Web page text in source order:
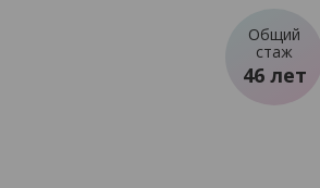
Общий
стаж
46 лет